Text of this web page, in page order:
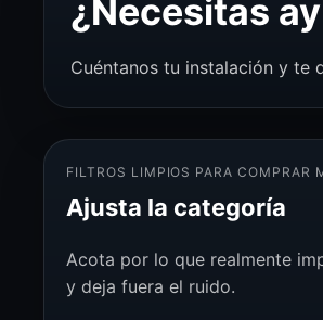
¿Necesitas
Cuéntanos tu instalación y te
FILTROS LIMPIOS PARA COMPRAR
Ajusta la categoría
Acota por lo que realmente
y deja fuera el ruido.